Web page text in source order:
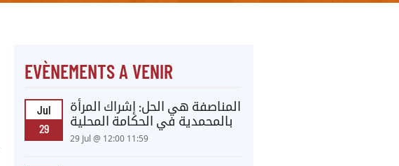
EVÈNEMENTS A VENIR
Jul
29
المناصفة هي الحل: إشراك المرأة
بالمحمدية في الحكامة المحلية
29 Jul @ 12:00 11:59